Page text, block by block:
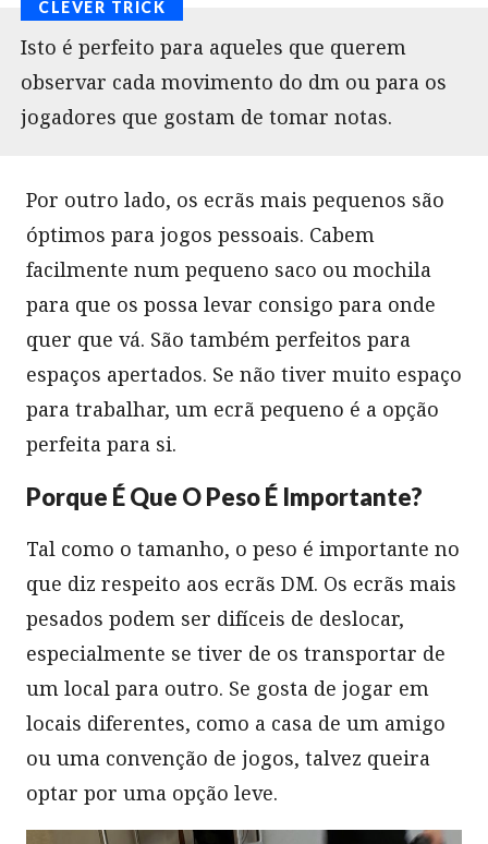
Isto é perfeito para aqueles que querem
observar cada movimento do dm ou para os
jogadores que gostam de tomar notas.
Por outro lado, os ecrãs mais pequenos são
óptimos para jogos pessoais. Cabem
facilmente num pequeno saco ou mochila
para que os possa levar consigo para onde
quer que vá. São também perfeitos para
espaços apertados. Se não tiver muito espaço
para trabalhar, um ecrã pequeno é a opção
perfeita para si.
Porque É Que O Peso É Importante?
Tal como o tamanho, o peso é importante no
que diz respeito aos ecrãs DM. Os ecrãs mais
pesados podem ser difíceis de deslocar,
especialmente se tiver de os transportar de
um local para outro. Se gosta de jogar em
locais diferentes, como a casa de um amigo
ou uma convenção de jogos, talvez queira
optar por uma opção leve.